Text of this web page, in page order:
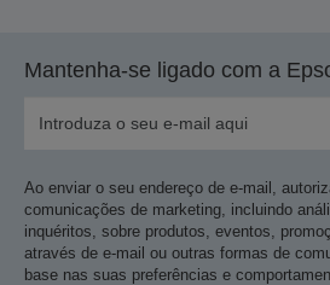
Mantenha-se ligado com a
Ao enviar o seu endereço de e-mail,
comunicações de marketing, incluindo
inquéritos, sobre produtos, eventos,
através de e-mail ou outras formas de
base nas suas preferências e